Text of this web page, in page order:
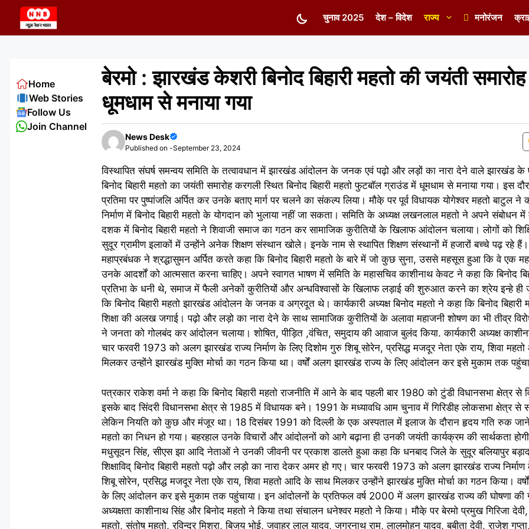
content
चुनाव 2025 देश – विदेश राज्य मनोरंजन
बेरमो : झारखंड केशरी बिनोद बिहारी महतो की जयंती
धूमधाम से मनाया गया
News Desk
Published on -September 23, 2024
विस्थापित संघर्ष समन्वय समिति के तत्वावधान में झारखंड आंदोलन के जनक एवं पढ़ो और लड़ों का नारा देने वाले झारखंड के
बिनोद बिहारी महतो का जयंती समारोह करगली स्थित बिनोद बिहारी महतो फुटबॉल ग्राउंड में धूमधाम से मनाया गया। इस
प्रतिमा पर पुष्पांजलि अर्पित कर उनके बताए मार्ग पर चलने का संकल्प लिया। मौके़ पर पूर्व विधायक योगेश्वर महतो बाटुल
निर्माण में बिनोद बिहारी महतो के योगदान को भुलाया नहीं जा सकता। समिति के अध्यक्ष लखनलाल महतो ने अपने संबोधन
दशक में बिनोद बिहारी महतो ने शिवाजी समाज का गठन कर सामाजिक कुरीतियों के खिलाफ आंदोलन चलाया। लोगों को
सुदूर ग्रामीण इलाकों में उन्होंने अनेक शिक्षण संस्थान खोले। इनके नाम से स्थापित शिक्षण संस्थानों में हजारों बच्चे पढ़ रहे
महाप्रबंधक ने श्रद्धासुमन अर्पित करते कहा कि बिनोद बिहारी महतो के बारे में जो कुछ सुना, उससे महसूस हुआ कि वे एक
उनके आदर्शों को आत्मसात करना चाहिए। अपने स्वागत भाषण में समिति के महासचिव काशीनाथ केवट ने कहा कि बिनोद
प्रतिभा के धनी थे, समाज में फैली अनेकों कुरीतियों और अन्धविश्वासों के खिलाफ लड़ाई की शुरुआत करने का श्रेय इन्हे ही
कि बिनोद बिहारी महतो झारखंड आंदोलन के जनक व अग्रदूत थे। कार्यकारी अध्यक्ष बिनोद महतो ने कहा कि बिनोद
शिक्षा की अलख जगाई। पढ़ो और लड़ो का नारा देने के साथ सामाजिक कुरीतियों के अलावा महाजनी शोषण का भी तीव्र
ने जनता को गोलबंद कर आंदोलन चलाया। शोषित, पीड़ित ,वंचित, समुदाय की आवाज बुलंद किया. कार्यकारी अध्यक्ष
चार फरवरी 1973 को अलग झारखंड राज्य निर्माण के लिए दिशोम गुरु शिबू सोरेन, प्रसिद्ध मजदूर नेता एके राय, शिवा
मिलकर उन्‍होंने झारखंड मुक्ति मोर्चा का गठन किया था। वर्षों अलग झारखंड राज्य के लिए आंदोलन कर इसे मुकाम तक
पत्रकार राकेश वर्मा ने कहा कि बिनोद बिहारी महतो राजनीति में आने के बाद पहली बार 1980 को टुंडी विधानसभा क्षेत्र
इसके बाद सिंदरी विधानसभा क्षेत्र से 1985 में विधायक बने। 1991 के मध्यावधि आम चुनाव में गिरिडीह लोकसभा क्षेत्र से
लेकिन नियति को कुछ और मंजूर था। 18 दिसंबर 1991 को दिल्ली के एक अस्पताल में इलाज के दौरान हृदय गति रुक जाने से
महतो का निधन हो गया। बहरहाल उनके विचारों और आंदोलनों को आगे बढ़ाना ही उनकी जयंती कार्यक्रम की सार्थकता
मधुसूदन सिंह, सीएस झा आदि नेताओं ने उनकी जीवनी पर प्रकाश डालते हुआ कहा कि धनबाद जिले के सुदूर बलियापुर
शिक्षाविद् बिनोद बिहारी महतो पढ़ो और लड़ो का नारा देकर अमर हो गए। चार फरवरी 1973 को अलग झारखंड राज्य
शिबू सोरेन, प्रसिद्ध मजदूर नेता एके राय, शिवा महतो आदि के साथ मिलकर उन्‍होंने झारखंड मुक्ति मोर्चा का गठन किया।
के लिए आंदोलन कर इसे मुकाम तक पहुंचाया। इन आंदोलनों के प्रतिफल वर्ष 2000 में अलग झारखंड राज्य की घोषणा की
अध्यक्षता काशीनाथ सिंह और बिनोद महतो ने किया तथा संचालन धनेश्वर महतो ने किया। मौके़ पर बेरमो प्रमुख गिरिजा
महतो, संतोष महतो, रविन्द्र मिश्रा, बिजय भोई, जवाहर लाल यादव, जगरनाथ राम, लालमोहन यादव, बबीता देवी, राजेश
Home
Web Stories
Follow Us
Join Channel